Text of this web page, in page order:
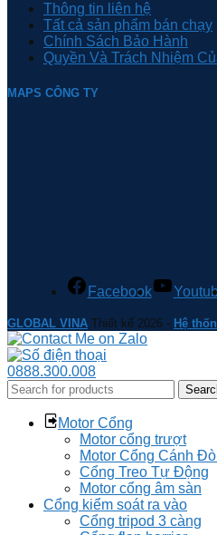
Thông tin liên hệ
Tất cả sản phẩm bán chạy
Chính Sách Bảo Hành
Quyền Và Trách Nhiệm
MAPS CÔNG TY
Facebook
GLOBAL VINA Thiết kế 2026 - Hệ
0888.300.008
Motor Cổng
Motor cổng trượt
Motor Cổng Cánh
Cổng Treo Tự Động
Motor cổng âm sàn
Cổng kiểm soát ra vào
Cổng tripod 3 càng